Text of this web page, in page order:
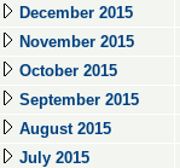
December 2015
November 2015
October 2015
September 2015
August 2015
July 2015